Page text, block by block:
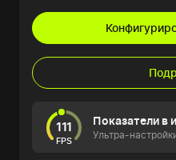
111
FPS
Показатели в
Ультра-